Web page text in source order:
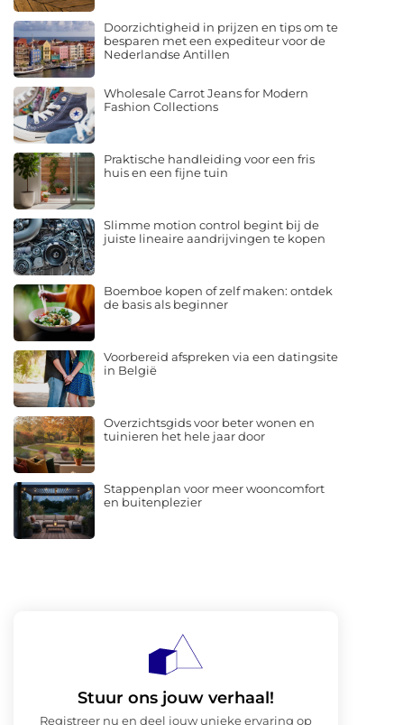
Doorzichtigheid in prijzen en tips om te
besparen met een expediteur voor de
Nederlandse Antillen
Wholesale Carrot Jeans for Modern
Fashion Collections
Praktische handleiding voor een fris
huis en een fijne tuin
Slimme motion control begint bij de
juiste lineaire aandrijvingen te kopen
Boemboe kopen of zelf maken: ontdek
de basis als beginner
Voorbereid afspreken via een datingsite
in België
Overzichtsgids voor beter wonen en
tuinieren het hele jaar door
Stappenplan voor meer wooncomfort
en buitenplezier
Stuur ons jouw verhaal!
Registreer nu en deel jouw unieke ervaring op